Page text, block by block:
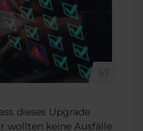
1/1
dieses Upgrade
wollten keine Ausfälle